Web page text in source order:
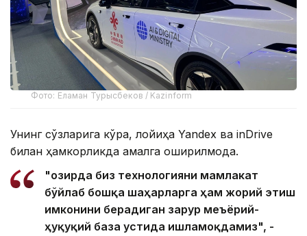
Фото: Еламан Турысбеков / Kazinform
Унинг сўзларига кўра, лойиҳа Yandex ва inDrive
билан ҳамкорликда амалга оширилмоқда.
"Ҳозирда биз технологияни мамлакат
бўйлаб бошқа шаҳарларга ҳам жорий этиш
имконини берадиган зарур меъёрий-
ҳуқуқий база устида ишламоқдамиз", -